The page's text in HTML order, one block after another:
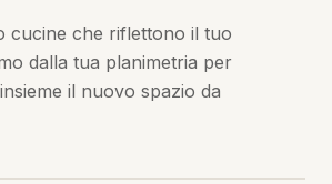
cucine che riflettono il tuo
dalla tua planimetria per
il nuovo spazio da